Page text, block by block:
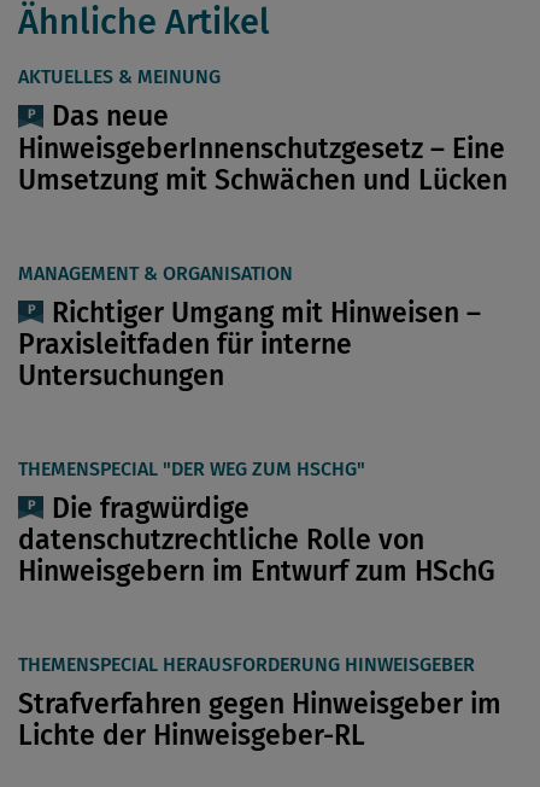
Ähnliche Artikel
AKTUELLES & MEINUNG
Das neue
HinweisgeberInnenschutzgesetz – Eine
Umsetzung mit Schwächen und Lücken
MANAGEMENT & ORGANISATION
Richtiger Umgang mit Hinweisen –
Praxisleitfaden für interne
Untersuchungen
THEMENSPECIAL "DER WEG ZUM HSCHG"
Die fragwürdige
datenschutzrechtliche Rolle von
Hinweisgebern im Entwurf zum HSchG
THEMENSPECIAL HERAUSFORDERUNG HINWEISGEBER
Strafverfahren gegen Hinweisgeber im
Lichte der Hinweisgeber-RL